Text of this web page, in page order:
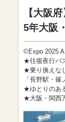
【大阪
5年大阪
©Expo 2025
★往復夜行バ
★乗り換えな
「長野駅・
★ゆとりのあ
★大阪・関西